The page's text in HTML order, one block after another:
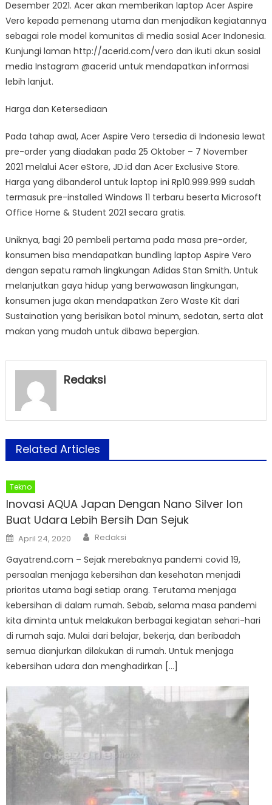
Desember 2021. Acer akan memberikan laptop Acer Aspire
Vero kepada pemenang utama dan menjadikan kegiatannya
sebagai role model komunitas di media sosial Acer Indonesia.
Kunjungi laman http://acerid.com/vero dan ikuti akun sosial
media Instagram @acerid untuk mendapatkan informasi
lebih lanjut.
Harga dan Ketersediaan
Pada tahap awal, Acer Aspire Vero tersedia di Indonesia lewat
pre-order yang diadakan pada 25 Oktober – 7 November
2021 melalui Acer eStore, JD.id dan Acer Exclusive Store.
Harga yang dibanderol untuk laptop ini Rp10.999.999 sudah
termasuk pre-installed Windows 11 terbaru beserta Microsoft
Office Home & Student 2021 secara gratis.
Uniknya, bagi 20 pembeli pertama pada masa pre-order,
konsumen bisa mendapatkan bundling laptop Aspire Vero
dengan sepatu ramah lingkungan Adidas Stan Smith. Untuk
melanjutkan gaya hidup yang berwawasan lingkungan,
konsumen juga akan mendapatkan Zero Waste Kit dari
Sustaination yang berisikan botol minum, sedotan, serta alat
makan yang mudah untuk dibawa bepergian.
Redaksi
Related Articles
Tekno
Inovasi AQUA Japan Dengan Nano Silver Ion
Buat Udara Lebih Bersih Dan Sejuk
Posted
on
April 24, 2020 Author
Redaksi
Gayatrend.com – Sejak merebaknya pandemi covid 19,
persoalan menjaga kebersihan dan kesehatan menjadi
prioritas utama bagi setiap orang. Terutama menjaga
kebersihan di dalam rumah. Sebab, selama masa pandemi
kita diminta untuk melakukan berbagai kegiatan sehari-hari
di rumah saja. Mulai dari belajar, bekerja, dan beribadah
semua dianjurkan dilakukan di rumah. Untuk menjaga
kebersihan udara dan menghadirkan […]